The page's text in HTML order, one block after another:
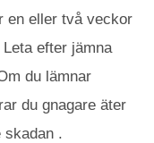
en eller två veckor
efter jämna
du lämnar
du gnagare äter
skadan .